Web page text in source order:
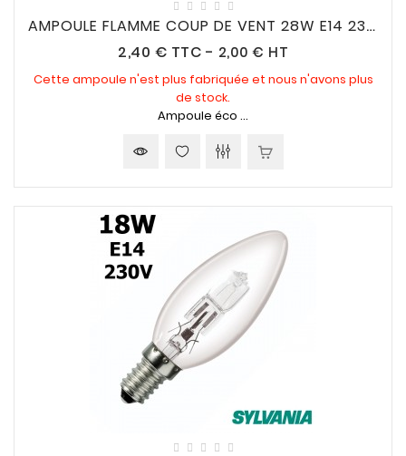
AMPOULE FLAMME COUP DE VENT 28W E14 230V
2,40 € Prix
TTC - 2,00 € HT
Cette ampoule n'est plus fabriquée et nous n'avons plus
de stock.
Ampoule éco ...